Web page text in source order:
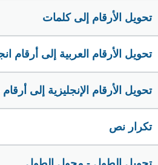
تحويل الأرقام إلى كلمات
تحويل الأرقام العربية إلى أرقام
تحويل الأرقام الإنجليزية إلى
تكرار نص